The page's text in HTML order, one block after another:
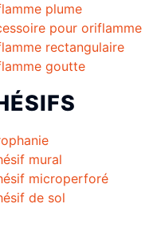
plume
pour oriflamme
rectangulaire
goutte
mural
microperforé
de sol